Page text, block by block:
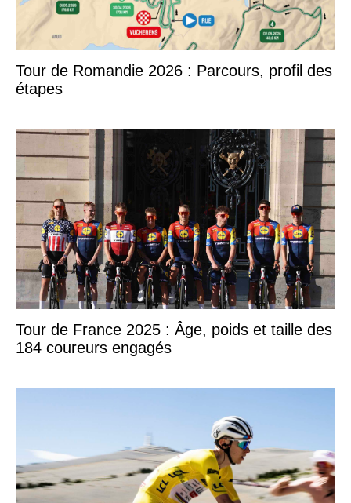
Tour de Romandie 2026 : Parcours, profil des
étapes
Tour de France 2025 : Âge, poids et taille des
184 coureurs engagés